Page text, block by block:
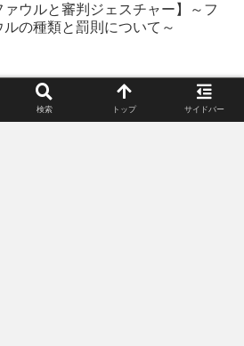
ァウルと審判ジェスチャー】～フ
ルの種類と罰則について～
検索 トップ サイドバー